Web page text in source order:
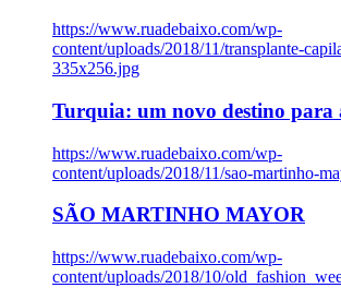
https://www.ruadebaixo.com/wp-
content/uploads/2018/11/transplante-
335x256.jpg
Turquia: um novo destino para
https://www.ruadebaixo.com/wp-
content/uploads/2018/11/sao-martinho-
SÃO MARTINHO MAYOR
https://www.ruadebaixo.com/wp-
content/uploads/2018/10/